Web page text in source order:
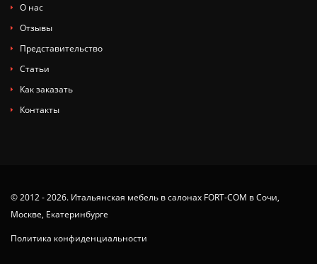
О нас
Отзывы
Представительство
Статьи
Как заказать
Контакты
© 2012 - 2026. Итальянская мебель в салонах FORT-COM в Сочи,
Москве, Екатеринбурге
Политика конфиденциальности